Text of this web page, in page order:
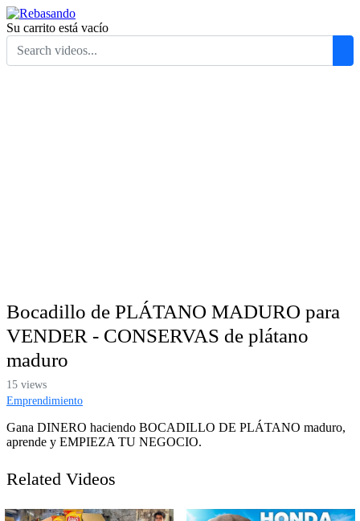
Su carrito está vacío
Bocadillo de PLÁTANO MADURO para
VENDER - CONSERVAS de plátano
maduro
15 views
Emprendimiento
Gana DINERO haciendo BOCADILLO DE PLÁTANO maduro,
aprende y EMPIEZA TU NEGOCIO.
Related Videos